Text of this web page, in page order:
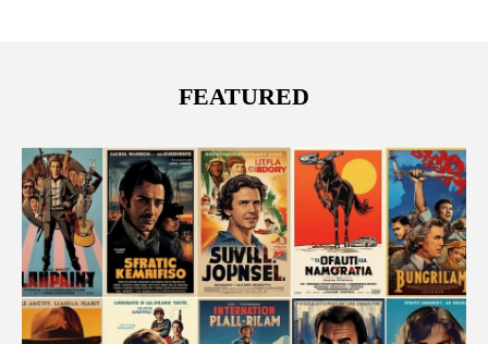
FEATURED